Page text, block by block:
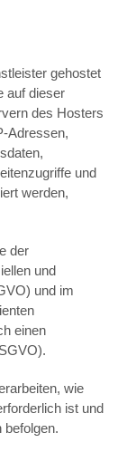
gehostet
auf dieser
des Hosters
Adressen,
und
werden,
der
und
und im
einen
wie
ist und
befolgen.